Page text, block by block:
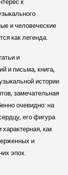
и человеческие
как легенда.
и
и письма, книга,
истории
замечательная
очевидно: на
его фигура
как
и
эпох.